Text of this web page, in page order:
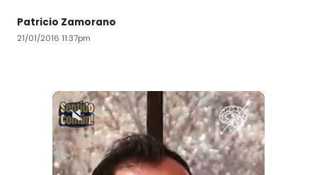
Patricio Zamorano
21/01/2016 11:37pm